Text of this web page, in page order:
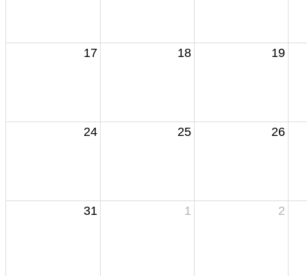
17 18 19
24 25 26
31 1 2